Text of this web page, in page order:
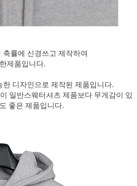
률에 신경쓰고 제작하여
제품입니다.
디자인으로 제작된 제품입니다.
일반스웨터셔츠 제품보다 무게감이 있
좋은 제품입니다.